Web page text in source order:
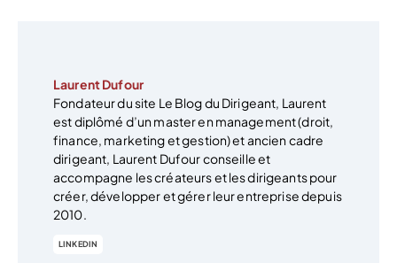
Laurent Dufour
Fondateur du site Le Blog du Dirigeant, Laurent
est diplômé d’un master en management (droit,
finance, marketing et gestion) et ancien cadre
dirigeant, Laurent Dufour conseille et
accompagne les créateurs et les dirigeants pour
créer, développer et gérer leur entreprise depuis
2010.
LINKEDIN